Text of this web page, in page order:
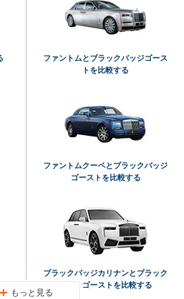
ファントムとブラックバッジゴース
トを比較する
ファントムクーペとブラックバッジ
ゴーストを比較する
ブラックバッジカリナンとブラック
バッジゴーストを比較する
もっと見る